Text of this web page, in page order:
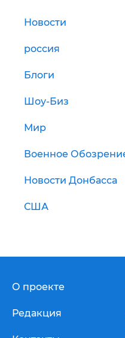
Новости
россия
Блоги
Шоу-Биз
Мир
Военное
Новости Донбасса
США
О проекте
Редакция